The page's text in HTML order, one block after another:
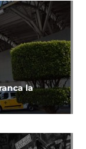
la